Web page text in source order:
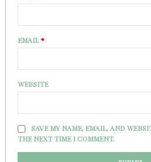
EMAIL*
WEBSITE
SAVE MY NAME, EMAIL, AND
THE NEXT TIME I COMMENT.